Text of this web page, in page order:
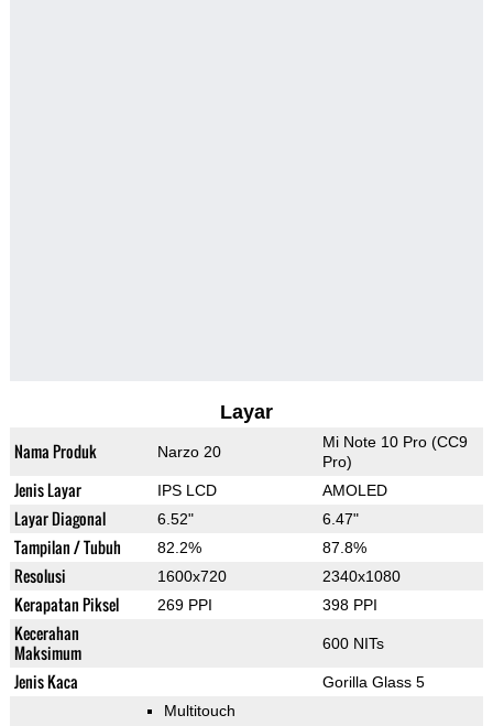
Layar
Nama Produk Narzo 20
Mi Note 10 Pro (CC9
Pro)
Jenis Layar IPS LCD AMOLED
Layar Diagonal 6.52" 6.47"
Tampilan / Tubuh 82.2% 87.8%
Resolusi 1600x720 2340x1080
Kerapatan Piksel 269 PPI 398 PPI
Kecerahan
Maksimum
600 NITs
Jenis Kaca
Gorilla Glass 5
Multitouch